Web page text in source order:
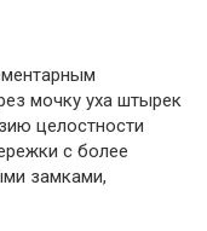
мочку уха штырек
целостности
с более
замками,